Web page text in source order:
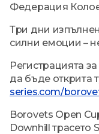
Федерация
Три дни
силни емоции –
Регистрацията
да бъде открита
series.com/
Borovets Open
Downhill трасето